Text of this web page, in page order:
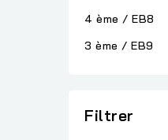
4 ème / EB8
3 ème / EB9
Filtrer